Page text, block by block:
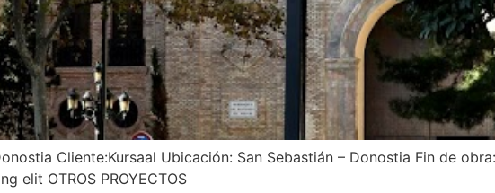
Cliente:Kursaal Ubicación: San Sebastián – Donostia Fin de
elit OTROS PROYECTOS